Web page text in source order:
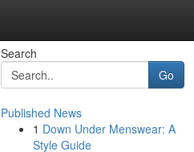
Search
Go
Published News
1 Down Under Menswear: A
Style Guide